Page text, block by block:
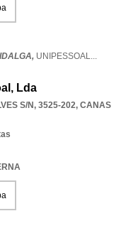
UNIPESSOAL...
Lda
S/N, 3525-202, CANAS